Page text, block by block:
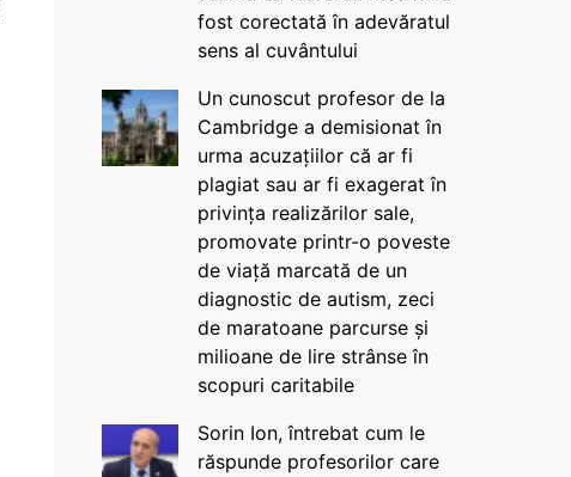
fost corectată în adevăratul
sens al cuvântului
Un cunoscut profesor de la
Cambridge a demisionat în
urma acuzațiilor că ar fi
plagiat sau ar fi exagerat în
privința realizărilor sale,
promovate printr-o poveste
de viață marcată de un
diagnostic de autism, zeci
de maratoane parcurse și
milioane de lire strânse în
scopuri caritabile
Sorin Ion, întrebat cum le
răspunde profesorilor care